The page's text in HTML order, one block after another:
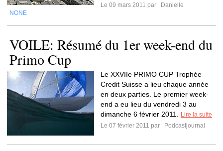
Le 09 mars 2011 par
Danielle
NONE
VOILE: Résumé du 1er week-end du
Primo Cup
Le XXVIIe PRIMO CUP Trophée
Credit Suisse a lieu chaque année
en deux parties. Le premier week-
end a eu lieu du vendredi 3 au
dimanche 6 février 2011.
Lire la suite
Le 07 février 2011 par
Podcastjournal